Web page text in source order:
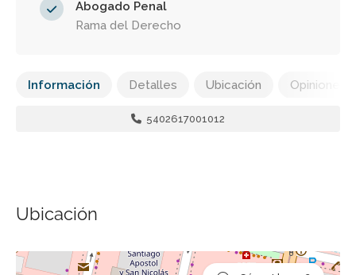
Abogado Penal
Rama del Derecho
Información Detalles Ubicación Opiniones
5402617001012
Ubicación